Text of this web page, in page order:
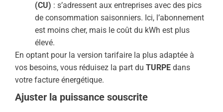
(CU) : s’adressent aux entreprises avec des pics
de consommation saisonniers. Ici, l’abonnement
est moins cher, mais le coût du kWh est plus
élevé.
En optant pour la version tarifaire la plus adaptée à
vos besoins, vous réduisez la part du TURPE dans
votre facture énergétique.
Ajuster la puissance souscrite